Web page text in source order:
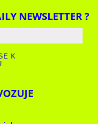
NEWSLETTER ?